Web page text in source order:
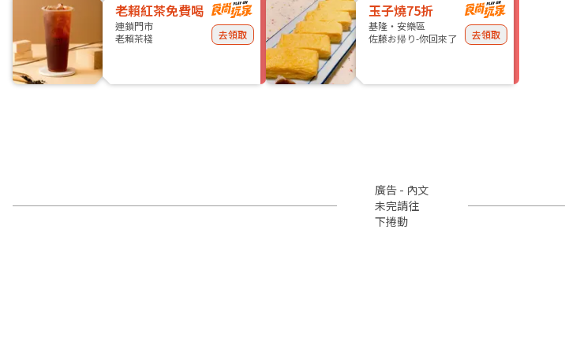
老賴紅茶免費喝
連鎖門市
老賴茶棧
去領取
玉子燒75折
基隆・安樂區
佐藤お帰り-你回來了
去領取
廣告 - 內文
未完請往
下捲動